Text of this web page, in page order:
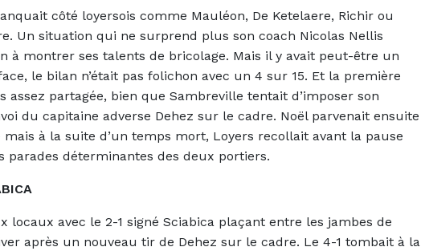
côté loyersois comme Mauléon, De Ketelaere, Richir ou
Un situation qui ne surprend plus son coach Nicolas Nellis
à montrer ses talents de bricolage. Mais il y avait peut-être un
le bilan n’était pas folichon avec un 4 sur 15. Et la première
assez partagée, bien que Sambreville tentait d’imposer son
du capitaine adverse Dehez sur le cadre. Noël parvenait ensuite
à la suite d’un temps mort, Loyers recollait avant la pause
parades déterminantes des deux portiers.
locaux avec le 2-1 signé Sciabica plaçant entre les jambes de
après un nouveau tir de Dehez sur le cadre. Le 4-1 tombait à la